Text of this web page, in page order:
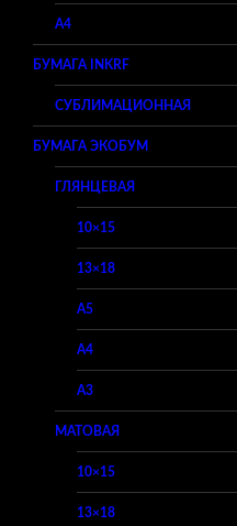
A4
БУМАГА INKRF
СУБЛИМАЦИОННАЯ
БУМАГА ЭКОБУМ
ГЛЯНЦЕВАЯ
10×15
13×18
A5
A4
A3
МАТОВАЯ
10×15
13×18